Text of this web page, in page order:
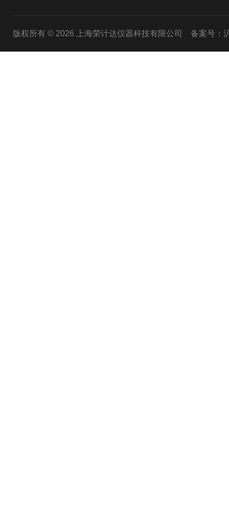
版权所有 © 2026 上海荣计达仪器科技有限公司 备案号：